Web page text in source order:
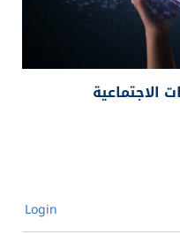
تشكيل المشهد